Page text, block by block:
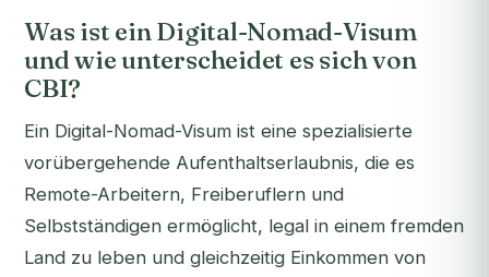
Was ist ein Digital-Nomad-Visum
und wie unterscheidet es sich von
CBI?
Ein Digital-Nomad-Visum ist eine spezialisierte
vorübergehende Aufenthaltserlaubnis, die es
Remote-Arbeitern, Freiberuflern und
Selbstständigen ermöglicht, legal in einem fremden
Land zu leben und gleichzeitig Einkommen von